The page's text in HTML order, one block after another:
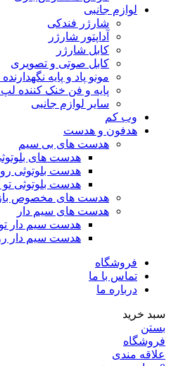
لوازم جانبی
شارژر فندکی
آداپتور شارژر
کابل شارژر
کابل صوتی و تصویری
مونو پاد و پایه
پایه و فن خنک کننده
سایر لوازم جانبی
وب کم
هدفون و هدست
هدست های بی سیم
هدست های
هدست بلوتوثی
هدست بلوتوثی
هدست های مخصوص
هدست های سیم دار
هدست سیم دار
هدست سیم دار
فروشگاه
تماس با ما
درباره ما
سبد خرید
بستن
فروشگاه
علاقه مندی